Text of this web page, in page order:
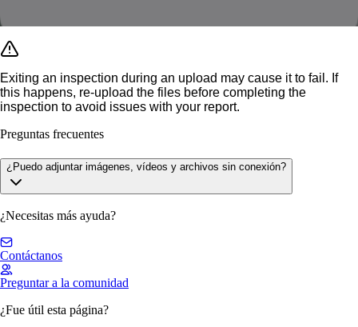
Exiting an inspection during an upload may cause it to fail. If
this happens, re-upload the files before completing the
inspection to avoid issues with your report.
Preguntas frecuentes
¿Puedo adjuntar imágenes, vídeos y archivos sin conexión?
¿Necesitas más ayuda?
Contáctanos
Preguntar a la comunidad
¿Fue útil esta página?